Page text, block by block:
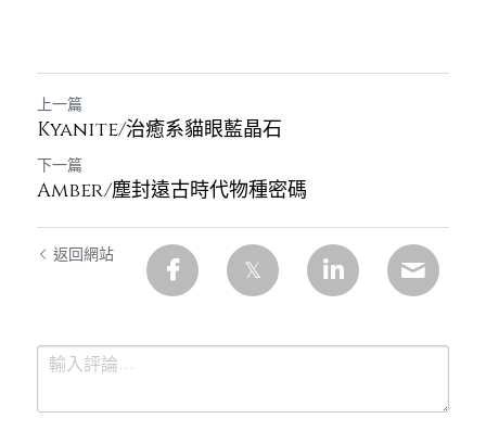
上一篇
Kyanite/治癒系貓眼藍晶石
下一篇
Amber/塵封遠古時代物種密碼
返回網站